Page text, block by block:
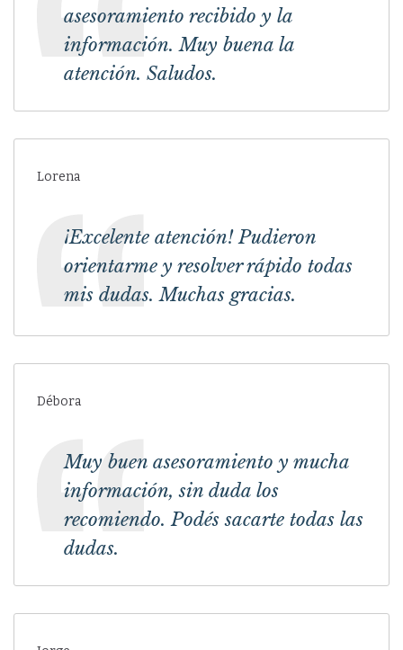
asesoramiento recibido y la
información. Muy buena la
atención. Saludos.
Lorena
¡Excelente atención! Pudieron
orientarme y resolver rápido todas
mis dudas. Muchas gracias.
Débora
Muy buen asesoramiento y mucha
información, sin duda los
recomiendo. Podés sacarte todas las
dudas.